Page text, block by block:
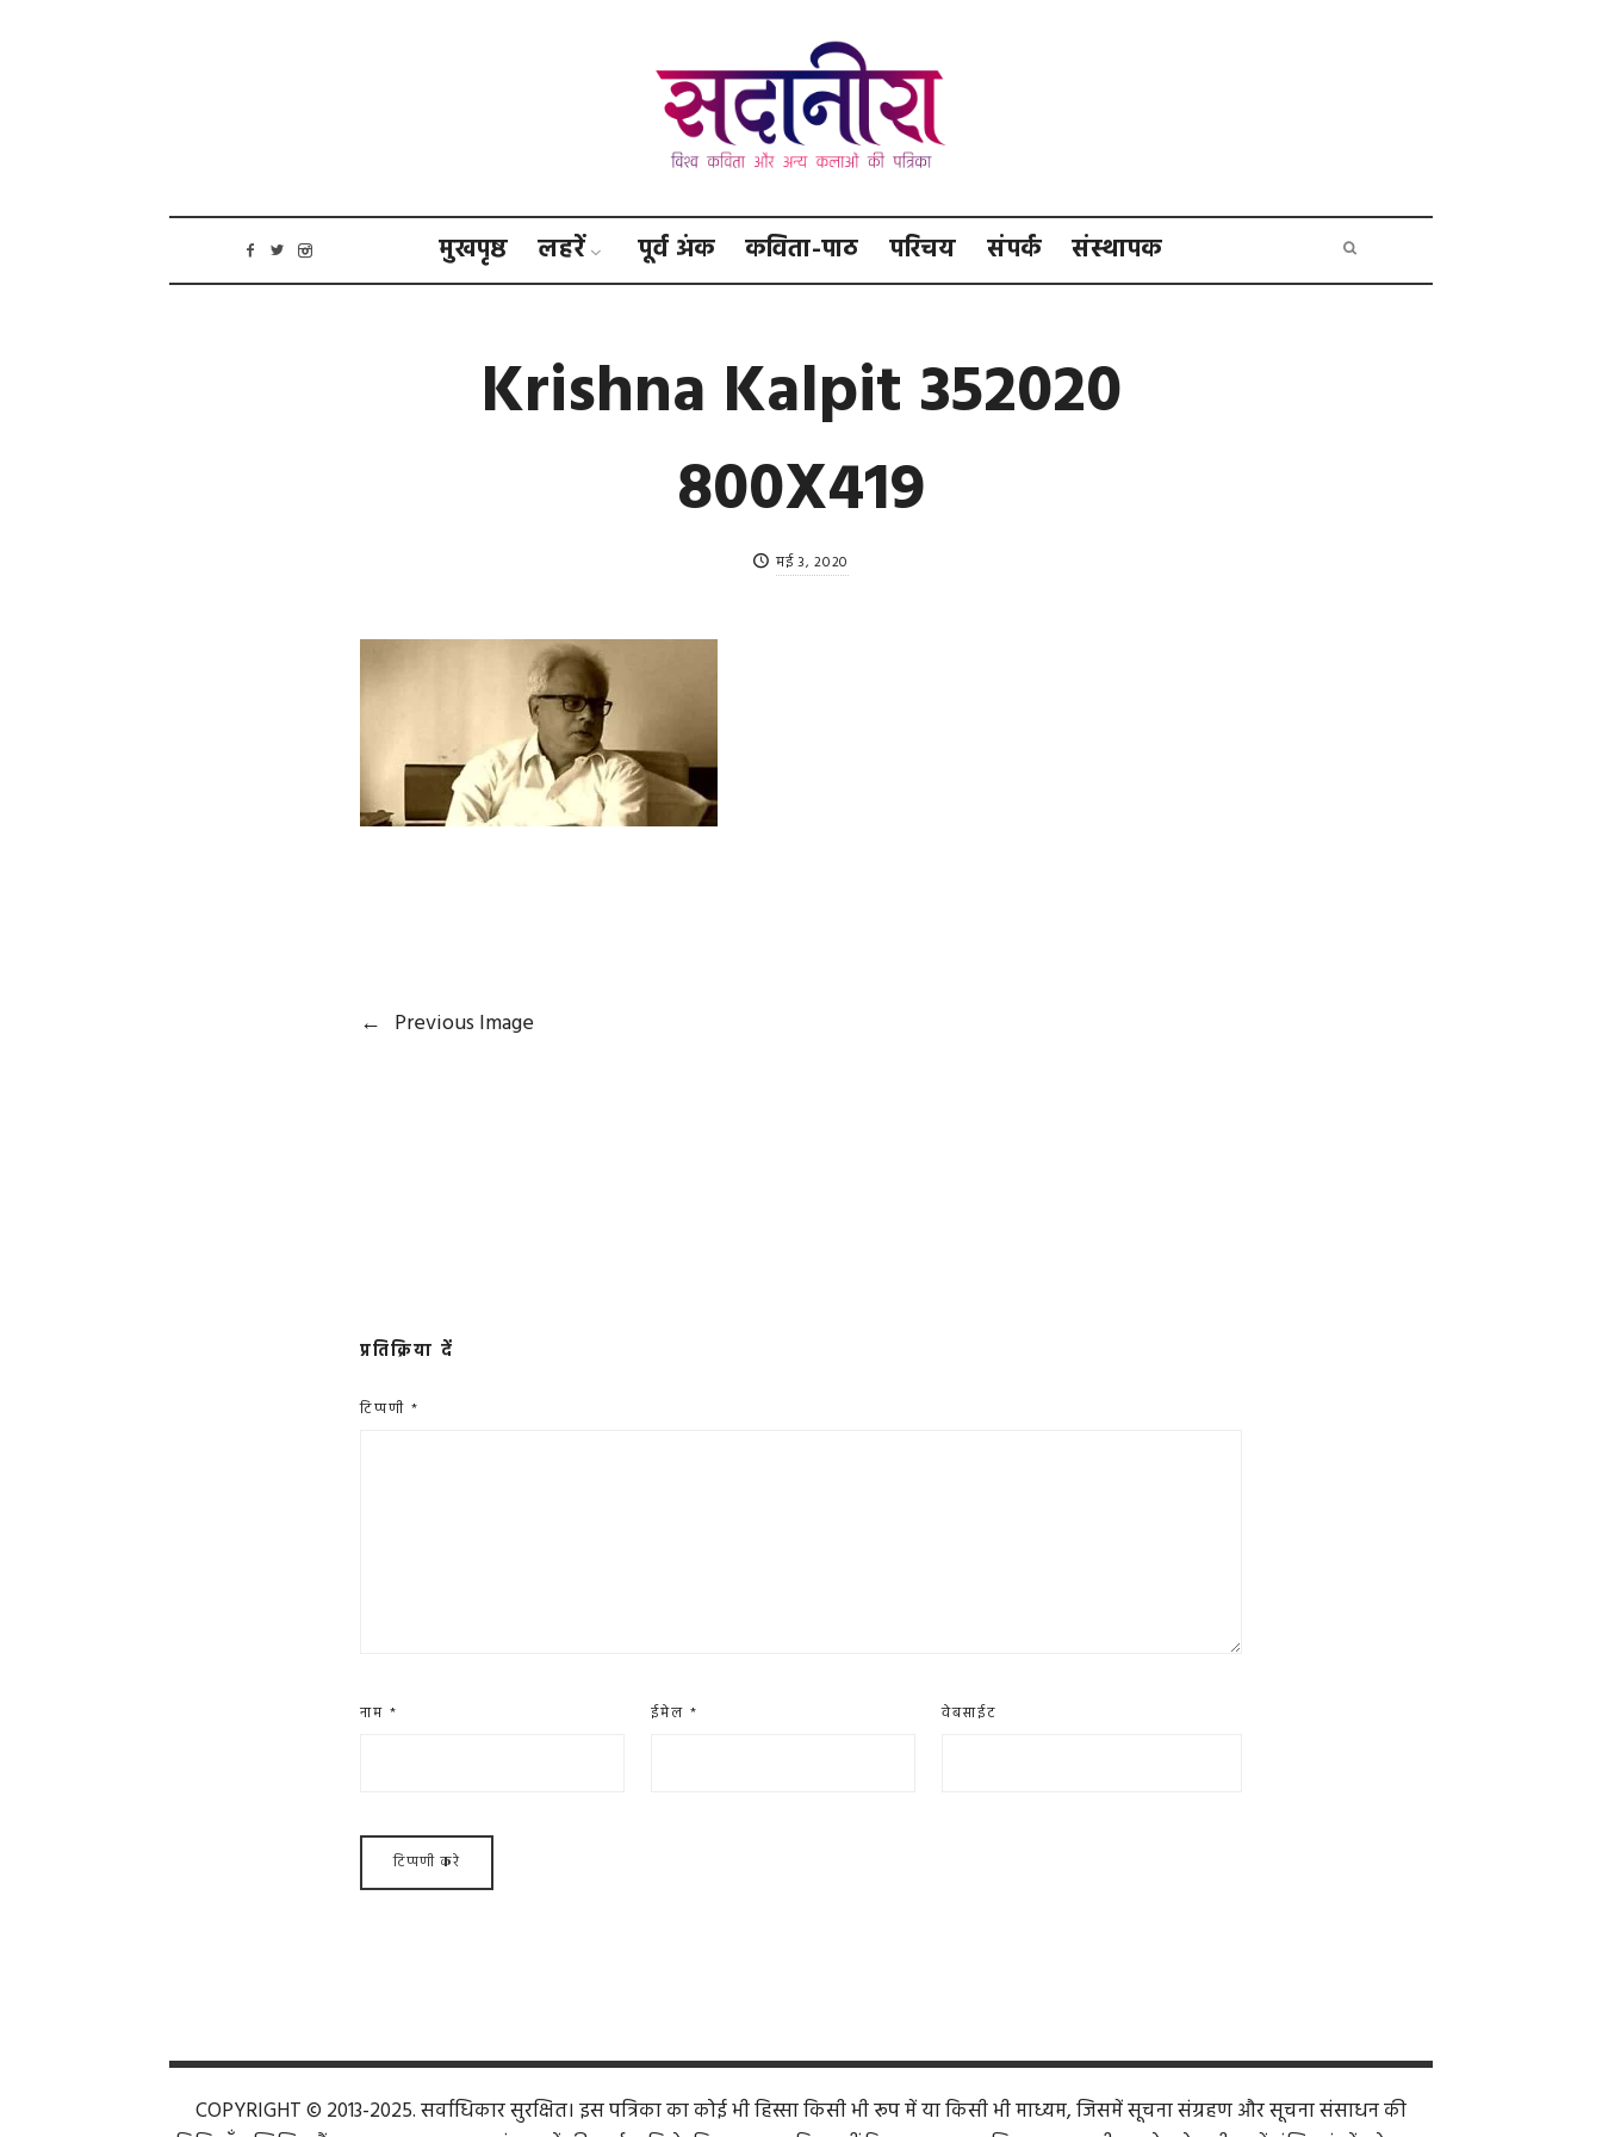
मुखपृष्ठ लहरें पूर्व अंक कविता-पाठ परिचय संपर्क संस्थापक
Krishna Kalpit 352020
800X419
मई 3, 2020
← Previous Image
प्रतिक्रिया दें
टिप्पणी *
नाम * ईमेल* वेबसाईट
COPYRIGHT © 2013-2025. सर्वाधिकार सुरक्षित। इस पत्रिका का कोई भी हिस्सा किसी भी रूप में या किसी भी माध्यम, जिसमें सूचना संग्रहण और सूचना संसाधन की